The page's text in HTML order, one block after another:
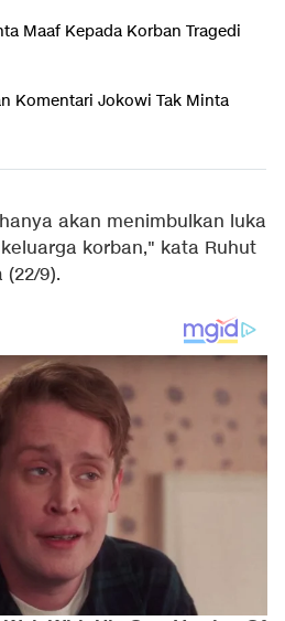
Maaf Kepada Korban Tragedi
Komentari Jokowi Tak Minta
akan menimbulkan luka
korban," kata Ruhut
9).